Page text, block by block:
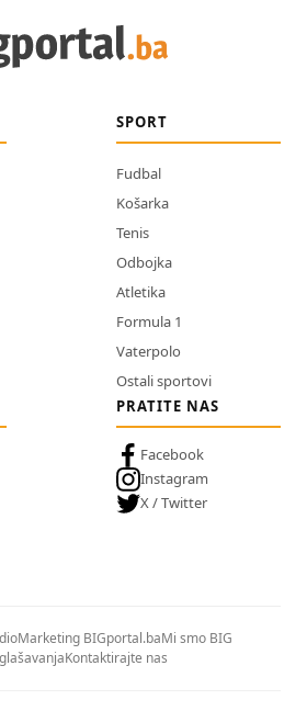
SPORT
Fudbal
Košarka
Tenis
Odbojka
Atletika
Formula 1
Vaterpolo
Ostali sportovi
PRATITE NAS
Facebook
Instagram
X / Twitter
Marketing BIGportal.baMi smo BIG
Kontaktirajte nas